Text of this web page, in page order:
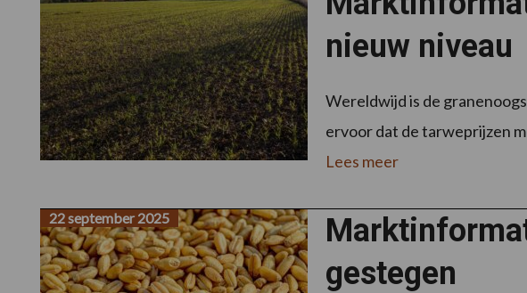
nieuw niveau
Wereldwijd is de
ervoor dat de tarweprijzen
Lees meer
gestegen
22 september 2025